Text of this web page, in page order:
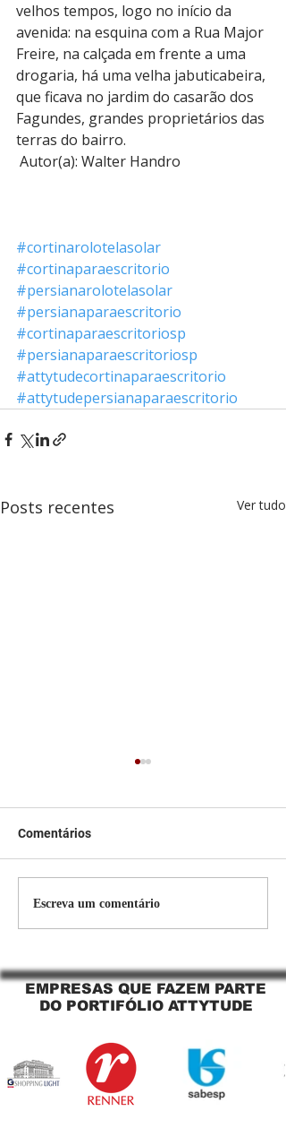
velhos tempos, logo no início da
avenida: na esquina com a Rua Major
Freire, na calçada em frente a uma
drogaria, há uma velha jabuticabeira,
que ficava no jardim do casarão dos
Fagundes, grandes proprietários das
terras do bairro.
Autor(a): Walter Handro
#cortinarolotelasolar
#cortinaparaescritorio
#persianarolotelasolar
#persianaparaescritorio
#cortinaparaescritoriosp
#persianaparaescritoriosp
#attytudecortinaparaescritorio
#attytudepersianaparaescritorio
Posts recentes Ver tudo
Persiana Rolo Tela Solar:
O Segredo para uma
Comentários
Escreva um comentário
EMPRESAS QUE FAZEM PARTE
DO PORTIFÓLIO ATTYTUDE